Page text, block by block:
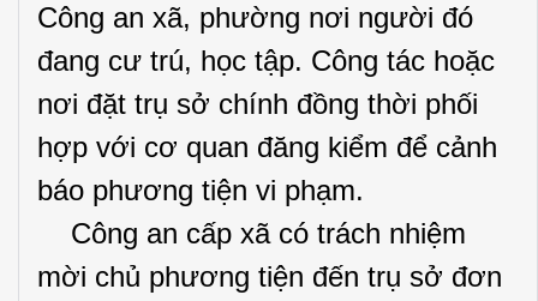
Công an xã, phường nơi người đó
đang cư trú, học tập. Công tác hoặc
nơi đặt trụ sở chính đồng thời phối
hợp với cơ quan đăng kiểm để cảnh
báo phương tiện vi phạm.
Công an cấp xã có trách nhiệm
mời chủ phương tiện đến trụ sở đơn